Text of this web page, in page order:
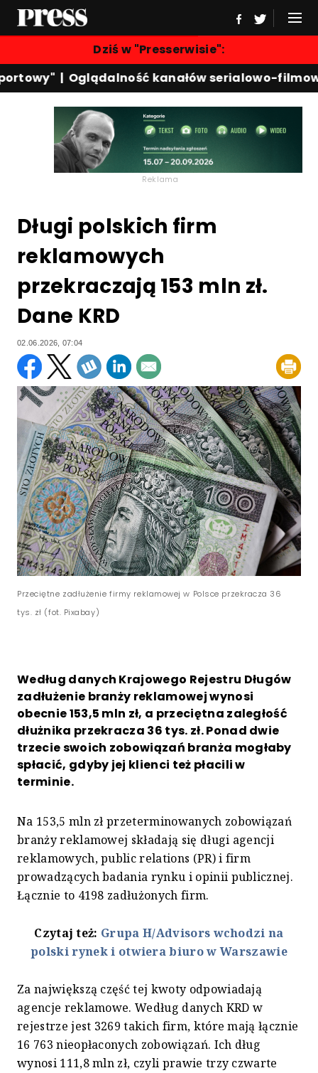
Dziś w "Presserwisie":
|Oglądalność kanałów serialowo-
Reklama
Długi polskich firm
reklamowych
przekraczają 153 mln zł.
Dane KRD
02.06.2026, 07:04
Przeciętne zadłużenie firmy reklamowej w Polsce przekracza 36
tys. zł (fot. Pixabay)
Według danych Krajowego Rejestru Długów
zadłużenie branży reklamowej wynosi
obecnie 153,5 mln zł, a przeciętna zaległość
dłużnika przekracza 36 tys. zł. Ponad dwie
trzecie swoich zobowiązań branża mogłaby
spłacić, gdyby jej klienci też płacili w
terminie.
Na 153,5 mln zł przeterminowanych zobowiązań
branży reklamowej składają się długi agencji
reklamowych, public relations (PR) i firm
prowadzących badania rynku i opinii publicznej.
Łącznie to 4198 zadłużonych firm.
Czytaj też: Grupa H/Advisors wchodzi na
polski rynek i otwiera biuro w Warszawie
Za największą część tej kwoty odpowiadają
agencje reklamowe. Według danych KRD w
rejestrze jest 3269 takich firm, które mają łącznie
16 763 nieopłaconych zobowiązań. Ich dług
wynosi 111,8 mln zł, czyli prawie trzy czwarte